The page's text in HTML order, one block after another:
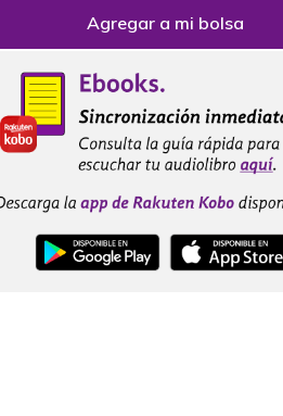
Agregar a mi bolsa